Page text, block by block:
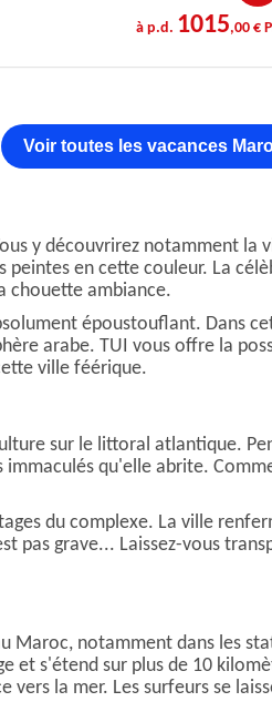
à p.d. 1015,00 €
Voir toutes les vacances
y découvrirez notamment la
peintes en cette couleur. La
chouette ambiance.
époustouflant. Dans
arabe. TUI vous offre la
ville féérique.
sur le littoral atlantique.
qu'elle abrite.
du complexe. La ville
pas grave... Laissez-vous
Maroc, notamment dans les
et s'étend sur plus de 10
la mer. Les surfeurs se